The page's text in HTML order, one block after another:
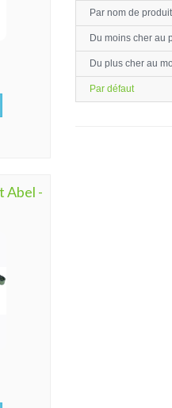
Abel -
Par nom de
Du moins cher au
Du plus cher au
Par défaut